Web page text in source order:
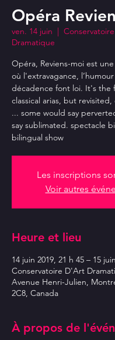
Opéra
ven. 14 juin
  |
Dramatique
Opéra, Reviens-moi est
où l'extravagance,
décadence font loi. It's the
classical arias, but
... some would say
say sublimated. spectacle
bilingual show
Les inscriptions
Voir autres
Heure et lieu
14 juin 2019, 21 h 45 – 15
Conservatoire D'Art
Avenue Henri-Julien,
2C8, Canada
À propos de